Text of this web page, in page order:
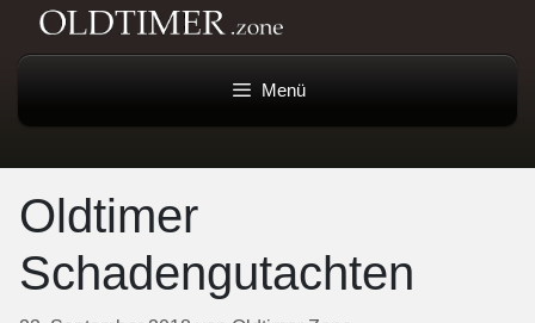
Menü
Oldtimer
Schadengutachten